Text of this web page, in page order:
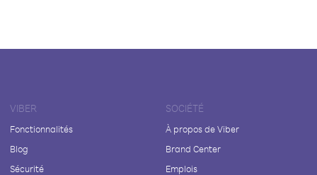
VIBER
Fonctionnalités
Blog
Sécurité
SOCIÉTÉ
À propos de Viber
Brand Center
Emplois